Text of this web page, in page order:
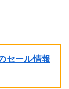
セール情報